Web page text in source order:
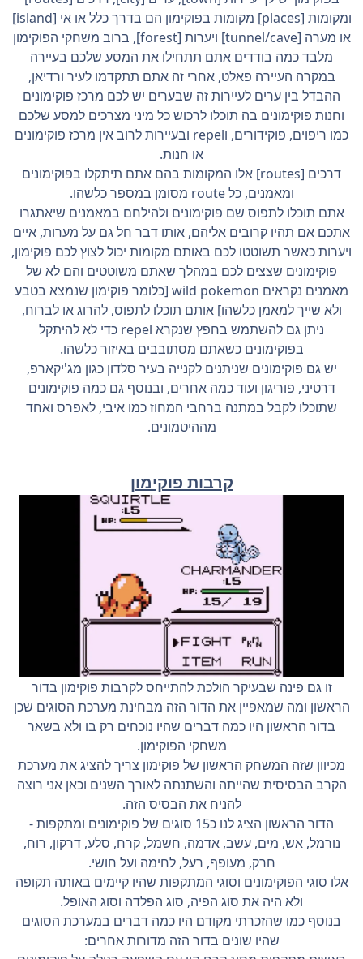
ומקומות [places] מקומות בפוקימון הם בדרך כלל או אי [island]
או מערה [tunnel/cave] ויערות [forest], ברוב משחקי הפוקימון
מלבד כמה בודדים אתם תתחילו את המסע שלכם בעיירה
במקרה העיירה פאלט, אחרי זה אתם תתקדמו לעיר ורדיאן,
ההבדל בין ערים לעיירות זה שבערים יש לכם מרכז פוקימונים
וחנות פוקימונים בה תוכלו לרכוש כל מיני מצרכים למסע שלכם
כמו ריפוים, פוקידורים, וrepel ובעיירות לרוב אין מרכז פוקימונים
או חנות.
דרכים [routes] אלו המקומות בהם אתם תיתקלו בפוקימונים
ומאמנים, כל route מסומן במספר כלשהו.
אתם תוכלו לתפוס שם פוקימונים ולהילחם במאמנים שיאתגרו
אתכם אם תהיו קרובים אליהם, אותו דבר חל גם על מערות, איים
ויערות כאשר תשוטטו לכם באותם מקומות יכול לצוץ לכם פוקימון,
פוקימונים שצצים לכם במהלך שאתם משוטטים והם לא של
מאמנים נקראים wild pokemon [כלומר פוקימון שנמצא בטבע
ולא שייך למאמן כלשהו] אותם תוכלו לתפוס, להרוג או לברוח,
ניתן גם להשתמש בחפץ שנקרא repel כדי לא להיתקל
בפוקימונים כשאתם מסתובבים באיזור כלשהו.
יש גם פוקימונים שניתנים לקנייה בעיר סלדון כגון מג'יקארפ,
דרטיני, פוריגון ועוד כמה אחרים, ובנוסף גם כמה פוקימונים
שתוכלו לקבל במתנה ברחבי המחוז כמו איבי, לאפרס ואחד
מההיטמונים.
קרבות פוקימון
זו גם פינה שבעיקר הולכת להתייחס לקרבות פוקימון בדור
הראשון ומה שמאפיין את הדור הזה מבחינת מערכת הסוגים שכן
בדור הראשון היו כמה דברים שהיו נוכחים רק בו ולא בשאר
משחקי הפוקימון.
מכיוון שזה המשחק הראשון של פוקימון צריך להציג את מערכת
הקרב הבסיסית שהייתה והשתנתה לאורך השנים וכאן אני רוצה
להניח את הבסיס הזה.
הדור הראשון הציג לנו כ15 סוגים של פוקימונים ומתקפות -
נורמל, אש, מים, עשב, אדמה, חשמל, קרח, סלע, דרקון, רוח,
חרק, מעופף, רעל, לחימה ועל חושי.
אלו סוגי הפוקימונים וסוגי המתקפות שהיו קיימים באותה תקופה
ולא היה את סוג הפיה, סוג הפלדה וסוג האופל.
בנוסף כמו שהזכרתי מקודם היו כמה דברים במערכת הסוגים
שהיו שונים בדור הזה מדורות אחרים: